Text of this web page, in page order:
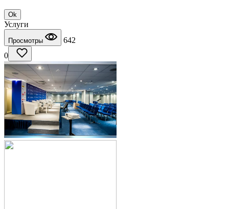
Ok
Услуги
Просмотры
642
0